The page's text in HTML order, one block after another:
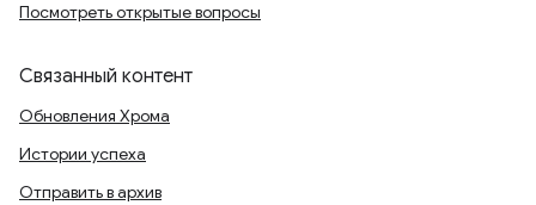
Посмотреть открытые вопросы
Связанный контент
Обновления Хрома
Истории успеха
Отправить в архив